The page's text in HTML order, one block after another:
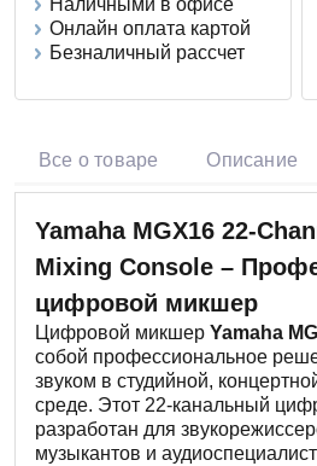
Наличными в офисе
Онлайн оплата картой
Безналичный рассчет
Все о товаре Описание
Yamaha MGX16 22-
Mixing Console –
цифровой микшер
Цифровой микшер Yamaha
собой профессиональное
звуком в студийной,
среде. Этот 22-канальный
разработан для
музыкантов и